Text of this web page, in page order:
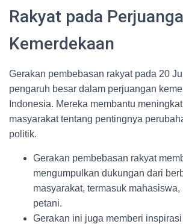
Rakyat pada
Kemerdekaan
Gerakan pembebasan rakyat pada 20
pengaruh besar dalam perjuangan
Indonesia. Mereka membantu
masyarakat tentang pentingnya
politik.
Gerakan pembebasan rakyat
mengumpulkan dukungan dari
masyarakat, termasuk mahasiswa,
petani.
Gerakan ini juga memberi